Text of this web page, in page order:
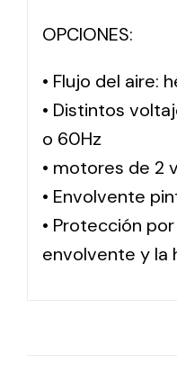
OPCIONES:
• Flujo del aire:
• Distintos
o 60Hz
• motores de 2
• Envolvente
• Protección
envolvente y la